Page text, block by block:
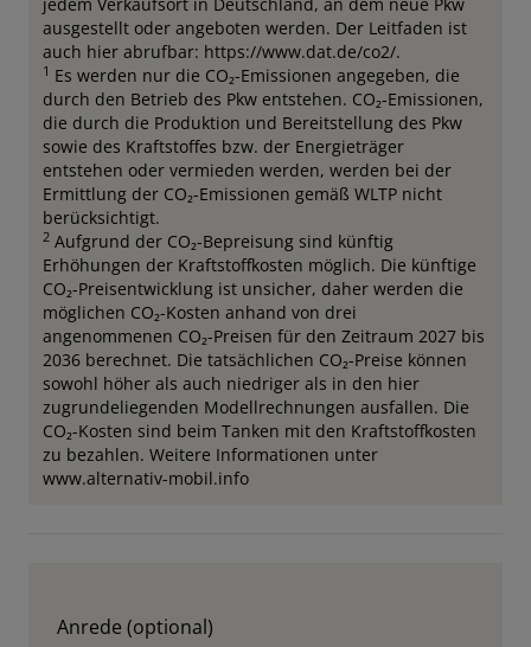
ausgestellt oder angeboten werden. Der Leitfaden ist
auch hier abrufbar: https://www.dat.de/co2/.
1 Es werden nur die CO₂-Emissionen angegeben, die
durch den Betrieb des Pkw entstehen. CO₂-Emissionen,
die durch die Produktion und Bereitstellung des Pkw
sowie des Kraftstoffes bzw. der Energieträger
entstehen oder vermieden werden, werden bei der
Ermittlung der CO₂-Emissionen gemäß WLTP nicht
berücksichtigt.
2 Aufgrund der CO₂-Bepreisung sind künftig
Erhöhungen der Kraftstoffkosten möglich. Die künftige
CO₂-Preisentwicklung ist unsicher, daher werden die
möglichen CO₂-Kosten anhand von drei
angenommenen CO₂-Preisen für den Zeitraum 2027 bis
2036 berechnet. Die tatsächlichen CO₂-Preise können
sowohl höher als auch niedriger als in den hier
zugrundeliegenden Modellrechnungen ausfallen. Die
CO₂-Kosten sind beim Tanken mit den Kraftstoffkosten
zu bezahlen. Weitere Informationen unter
www.alternativ-mobil.info
Anrede (optional)